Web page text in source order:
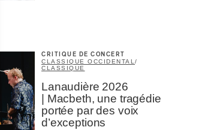
CRITIQUE DE CONCERT
CLASSIQUE OCCIDENTAL/
CLASSIQUE
Lanaudière 2026
| Macbeth, une tragédie
portée par des voix
d’exceptions